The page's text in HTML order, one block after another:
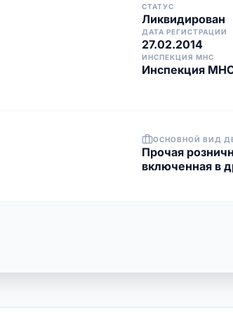
СТАТУС
Ликвидирован
ДАТА РЕГИСТРАЦИИ
27.02.2014
ИНСПЕКЦИЯ МНС
Инспекция
ОСНОВНОЙ ВИД
Прочая
включенная в